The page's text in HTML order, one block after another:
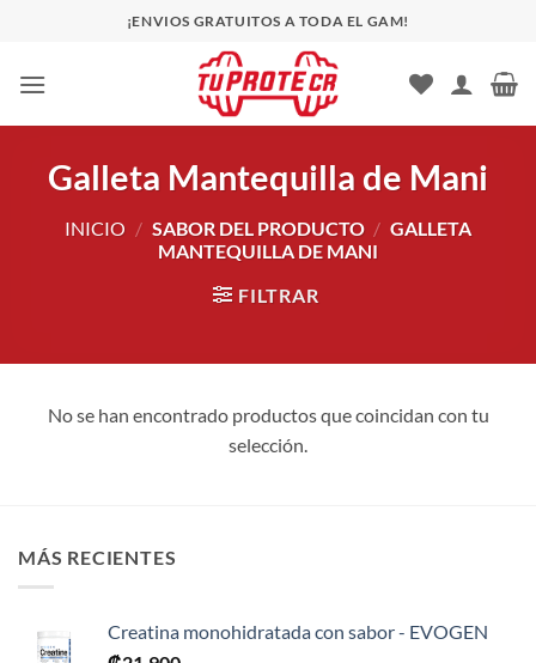
contenido
¡ENVIOS GRATUITOS A TODA EL GAM!
Galleta Mantequilla de Mani
INICIO / SABOR DEL PRODUCTO / GALLETA
MANTEQUILLA DE MANI
FILTRAR
No se han encontrado productos que coincidan con tu
selección.
MÁS RECIENTES
Creatina monohidratada con sabor - EVOGEN